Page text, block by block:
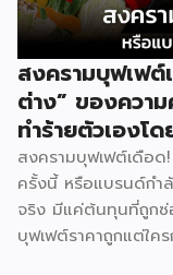
สงครามบุฟเฟต์
ต่าง” ของควา
ทำร้ายตัวเองโ
สงครามบุฟเฟต์เดือด
ครั้งนี้ หรือแบรนด์กำ
จริง มีแค่ต้นทุนที่ถูกซ่
บุฟเฟต์ราคาถูกแต่ใค